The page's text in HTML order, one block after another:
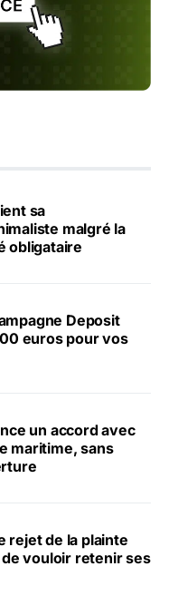
sa
malgré la
obligataire
Deposit
euros pour vos
un accord avec
maritime, sans
rejet de la plainte
de vouloir retenir ses